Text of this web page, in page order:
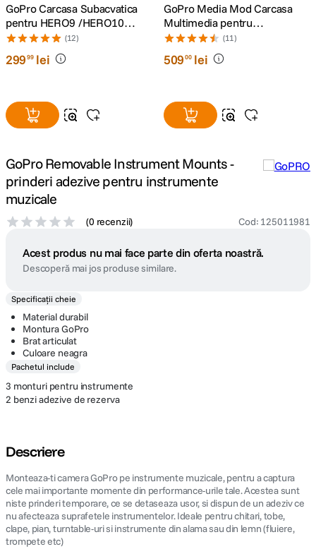
9 . dji osmo
10 . insta 360
GoPro Carcasa Subacvatica
pentru HERO9 /HERO10
/HERO11 Black/HERO12/
HERO13
(12)
29999 lei
GoPro Media Mod Carcasa
Multimedia pentru
HERO9/10/11/12/13 Black
(11)
50900 lei
GoPro Removable Instrument Mounts -
prinderi adezive pentru instrumente
muzicale
(0 recenzii) Cod: 125011981
Acest produs nu mai face parte din oferta noastră.
Descoperă mai jos produse similare.
Specificații cheie
Material durabil
Montura GoPro
Brat articulat
Culoare neagra
Pachetul include
3 monturi pentru instrumente
2 benzi adezive de rezerva
Descriere
Monteaza-ti camera GoPro pe instrumente muzicale, pentru a captura
cele mai importante momente din performance-urile tale. Acestea sunt
niste prinderi temporare, ce se detaseaza usor, si dispun de un adeziv ce
nu afecteaza suprafetele instrumentelor. Ideale pentru chitari, tobe,
clape, pian, turntable-uri si instrumente din alama sau din lemn (fluiere,
trompete etc)